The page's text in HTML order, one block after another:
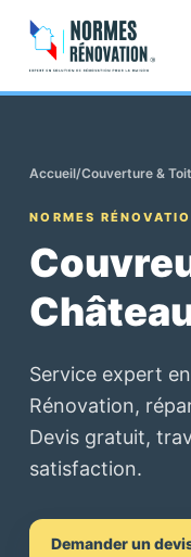
Accueil/Couverture &
NORMES
Service expert
Rénovation,
Devis gratuit,
satisfaction.
Demander un